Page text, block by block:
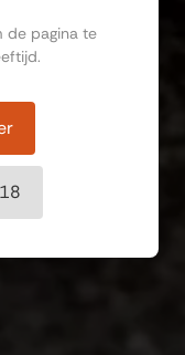
de pagina te